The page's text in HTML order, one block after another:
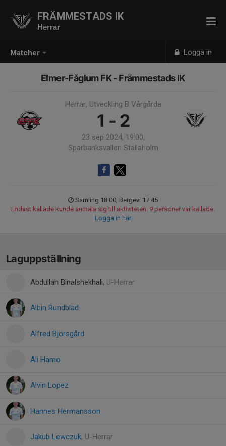
Matcher Logga in
FRÄMMESTADS IK
Herrar
Elmer-Fåglum FK - Främmestads IK
Herrar, Utveckling B Vårgårda
1 - 2
23 sep 2024, 19:00,
Sparbanksvallen Stallaholm
Samling 18:00, Bergevi 17.45
Endast kallade kunde anmäla sig till aktiviteten. 9 personer var kallade.
Logga in här
Laguppställning
Abdullah Binalshekhali, U-Herrar
Albin Rundblad
Alfred Björsgård
Ali Hamo
Alvin Lopez
Hannes Hermansson
Jakub Lewczuk, U-Herrar